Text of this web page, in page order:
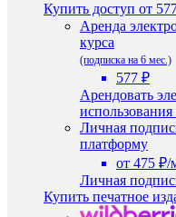
Купить доступ от
Аренда
курса
(подписка на 6 мес.)
577 ₽
Арендовать
Личная
платформу
от 475 ₽/
Личная
Купить печатное